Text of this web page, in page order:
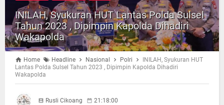
INILAH, Syukuran HUT Lantas Polda Sulsel
Tahun 2023 , Dipimpin Kapolda Dihadiri
Wakapolda
Home Headline Nasional Polri
INILAH, Syukuran HUT
Lantas Polda Sulsel Tahun 2023 , Dipimpin Kapolda Dihadiri
Wakapolda
Rusli Cikoang 21:18:00